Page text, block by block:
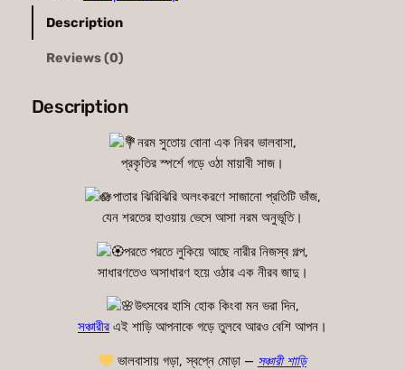
র
ড়া
Description
Reviews (0)
Description
নরম সুতোয় বোনা এক নিরব ভালবাসা,
প্রকৃতির স্পর্শে গড়ে ওঠা মায়াবী সাজ।
পাতার ঝিরিঝিরি অলংকরণে সাজানো প্রতিটি ভাঁজ,
যেন শরতের হাওয়ায় ভেসে আসা নরম অনুভূতি।
পরতে পরতে লুকিয়ে আছে নারীর নিজস্ব গল্প,
সাধারণতেও অসাধারণ হয়ে ওঠার এক নীরব জাদু।
উৎসবের হাসি হোক কিংবা মন ভরা দিন,
সঞ্চারীর এই শাড়ি আপনাকে গড়ে তুলবে আরও বেশি আপন।
ভালবাসায় গড়া, স্বপ্নে মোড়া — সঞ্চারী শাড়ি